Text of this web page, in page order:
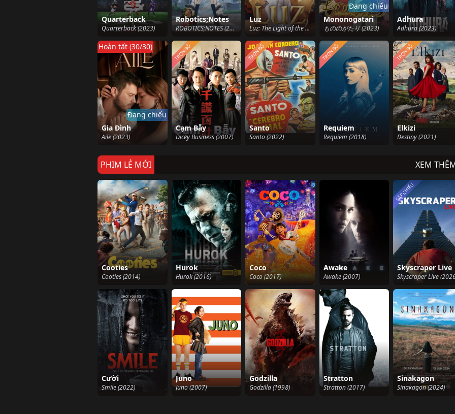
Quarterback
Quarterback (2023)
Robotics;Notes
ROBOTICS;NOTES (2012)
Luz
Luz: The Light of the Heart (2024)
Mononogatari
もののがたり (2023)
Đang chiếu
Adhura
Adhura (2023)
Gia Đình
Aile (2023)
Hoàn tất (30/30)
Đang chiếu
Cạm Bẫy
Dicey Business (2007)
TRỌN BỘ
Santo
Santo (2022)
TRỌN BỘ
Requiem
Requiem (2018)
TRỌN BỘ
Elkizi
Destiny (2021)
TRỌN BỘ
PHIM LẺ MỚI XEM
Cooties
Cooties (2014)
Hurok
Hurok (2016)
Coco
Coco (2017)
Awake
Awake (2007)
Skyscraper Live
Skyscraper Live
SẮP CHIẾU
Cười
Smile (2022)
Juno
Juno (2007)
Godzilla
Godzilla (1998)
Stratton
Stratton (2017)
Sinakagon
Sinakagon (2024)